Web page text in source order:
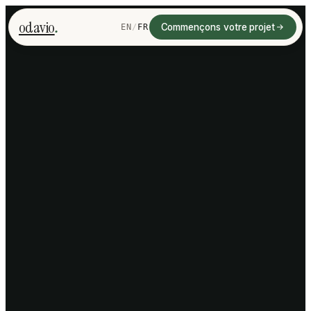
odavio. EN / FR Commençons votre projet